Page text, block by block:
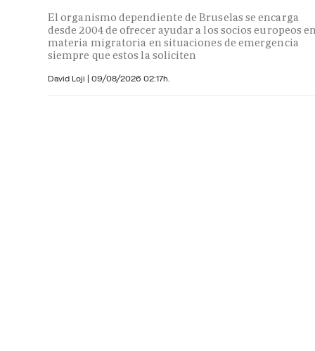
El organismo dependiente de Bruselas se encarga
desde 2004 de ofrecer ayudar a los socios europeos
materia migratoria en situaciones de emergencia
siempre que estos la soliciten
David Loji | 09/08/2026 02:17h.